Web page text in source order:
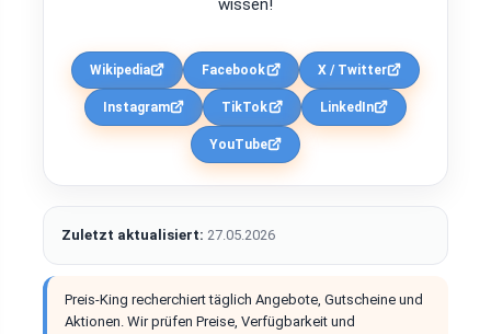
wissen!
Wikipedia Facebook X / Twitter
Instagram TikTok LinkedIn
YouTube
Zuletzt aktualisiert: 27.05.2026
Preis-King recherchiert täglich Angebote, Gutscheine und
Aktionen. Wir prüfen Preise, Verfügbarkeit und